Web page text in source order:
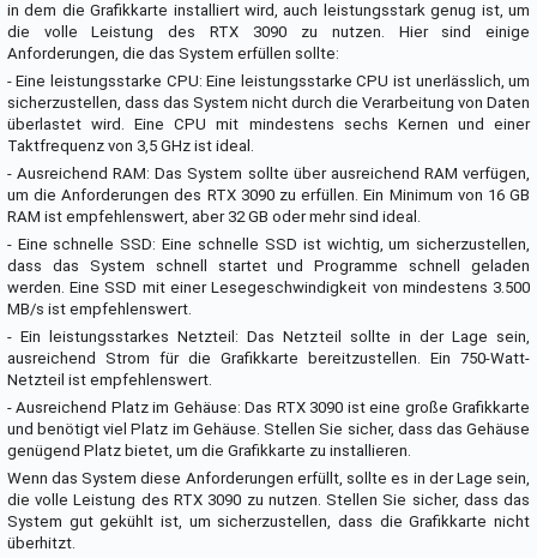
in dem die Grafikkarte installiert wird, auch leistungsstark genug ist, um
die volle Leistung des RTX 3090 zu nutzen. Hier sind einige
Anforderungen, die das System erfüllen sollte:
- Eine leistungsstarke CPU: Eine leistungsstarke CPU ist unerlässlich, um
sicherzustellen, dass das System nicht durch die Verarbeitung von Daten
überlastet wird. Eine CPU mit mindestens sechs Kernen und einer
Taktfrequenz von 3,5 GHz ist ideal.
- Ausreichend RAM: Das System sollte über ausreichend RAM verfügen,
um die Anforderungen des RTX 3090 zu erfüllen. Ein Minimum von 16 GB
RAM ist empfehlenswert, aber 32 GB oder mehr sind ideal.
- Eine schnelle SSD: Eine schnelle SSD ist wichtig, um sicherzustellen,
dass das System schnell startet und Programme schnell geladen
werden. Eine SSD mit einer Lesegeschwindigkeit von mindestens 3.500
MB/s ist empfehlenswert.
- Ein leistungsstarkes Netzteil: Das Netzteil sollte in der Lage sein,
ausreichend Strom für die Grafikkarte bereitzustellen. Ein 750-Watt-
Netzteil ist empfehlenswert.
- Ausreichend Platz im Gehäuse: Das RTX 3090 ist eine große Grafikkarte
und benötigt viel Platz im Gehäuse. Stellen Sie sicher, dass das Gehäuse
genügend Platz bietet, um die Grafikkarte zu installieren.
Wenn das System diese Anforderungen erfüllt, sollte es in der Lage sein,
die volle Leistung des RTX 3090 zu nutzen. Stellen Sie sicher, dass das
System gut gekühlt ist, um sicherzustellen, dass die Grafikkarte nicht
überhitzt.